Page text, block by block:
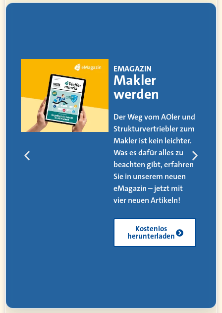
EMAGAZIN
Makler
werden
Der Weg vom AOler und
Strukturvertriebler zum
Makler ist kein leichter.
Was es dafür alles zu
beachten gibt, erfahren
Sie in unserem neuen
eMagazin – jetzt mit
vier neuen Artikeln!
Kostenlos
herunterladen